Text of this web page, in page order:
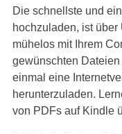
Die schnellste und
hochzuladen, ist
mühelos mit Ihrem
gewünschten
einmal eine
herunterzuladen.
von PDFs auf Kindle